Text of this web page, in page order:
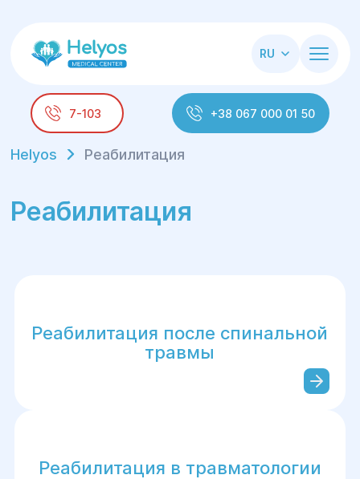
RU
7-103 +38 067 000 01 50
Helyos Реабилитация
Реабилитация
Реабилитация после спинальной
травмы
Реабилитация в травматологии